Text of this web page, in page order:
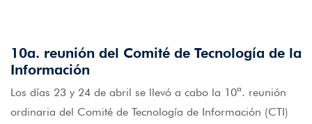
10a. reunión del Comité de Tecnología de la
Información
Los días 23 y 24 de abril se llevó a cabo la 10ª. reunión
ordinaria del Comité de Tecnología de Información (CTI)